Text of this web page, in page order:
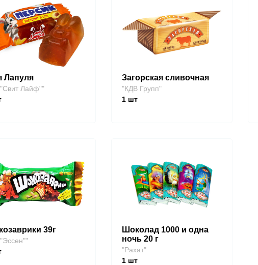
Лапуля
Лайф""
Загорская сливочная
"КДВ Групп"
1 шт
39г
Шоколад 1000 и одна
ночь 20 г
"Рахат"
1 шт